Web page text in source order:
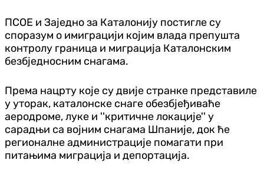
ПСОЕ и Заједно за Каталонију постигле су
споразум о имиграцији којим влада препушта
контролу граница и миграција Каталонским
безбједносним снагама.
Према нацрту које су двије странке представиле
у уторак, каталонске снаге обезбјеђиваће
аеродроме, луке и ''критичне локације'' у
сарадњи са војним снагама Шпаније, док ће
регионалне администрације помагати при
питањима миграција и депортација.